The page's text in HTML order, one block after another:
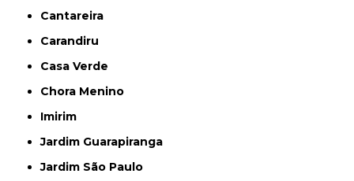
Cantareira
Carandiru
Casa Verde
Chora Menino
Imirim
Jardim Guarapiranga
Jardim São Paulo